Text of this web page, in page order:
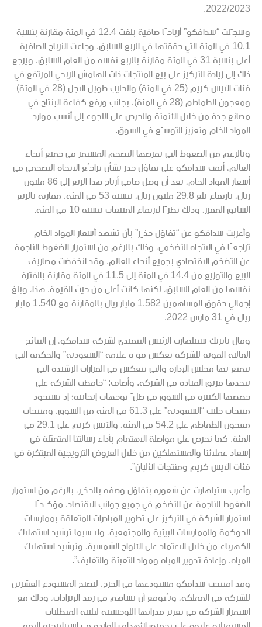
2022/2023.
وسجّلت “سدافكو” أرباحًا صافية بلغت 12.4 في المئة مقارنة بنسبة
10.1 في المئة التي حققتها في الربع السابق، وجاءت الأرباح الصافية
أعلى بنسبة 31 في المئة مقارنة بالربع نفسه من العام السابق، ويرجع
ذلك إلى زيادة التركيز على بيع المنتجات ذات الهامش الربحي المرتفع في
فئات الآيس كريم (25 في المئة) والحليب طويل الأجل (28 في المئة)
ومعجون الطماطم (28 في المئة)، بجانب ورفع كفاءة الإنتاج في
مصانع جدة من خلال الأتمتة والحرص على اللجوء إلى أنسب موارد
المواد الخام وتعزيز التوسّع في السوق.
وبالرغم من الضغوط التي يفرضها التضخم المستمر في جميع أنحاء
العالم، أبقت سدافكو على تفاؤل حذر بشأن تراجُع الاتجاه التضخمي في
أسعار المواد الخام، بعد أن وصل صافي أرباح هذا الربع إلى 86 مليون
ريال، بارتفاع بلغ 29.8 مليون ريال، بنسبة 53 في المئة، مقارنة بالربع
السابق المقرر، وذلك نظرًا لارتفاع المبيعات بنسبة 10 في المئة.
وأعربت سدافكو عن “تفاؤل حذِر” بأن تشهد أسعار المواد الخام
تراجعًا في الاتجاه التضخمي، وذلك بالرغم من استمرار الضغوط الناجمة
عن التضخم الاقتصادي بجميع أنحاء العالم. وقد انخفضت مصاريف
البيع والتوزيع من 14.4 في المئة إلى 11.5 في المئة مقارنة بالفترة
نفسها من العام السابق، لكنها كانت أعلى من حيث القيمة. هذا، وبلغ
إجمالي حقوق المساهمين 1.582 مليار ريال بالمقارنة مع 1.540 مليار
ريال في 31 مارس 2022.
وقال باتريك ستيلهارت الرئيس التنفيذي لشركة سدافكو، إن النتائج
المالية القوية للشركة تعكس قوّة علامة “السعودية” والحكمة التي
يتمتع بها مجلس الإدارة والتي تنعكس في القرارات الرشيدة التي
يتخذها فريق القيادة في الشركة. وأضاف: “حافظت الشركة على
حصصها الكبيرة في السوق في ظلّ توجهات إيجابية؛ إذ تستحوذ
منتجات حليب “السعودية” على 61.3 في المئة من السوق، ومنتجات
معجون الطماطم على 54.2 في المئة، والآيس كريم على 29.1 في
المئة. كما نحرص على مواصلة الاهتمام بأداء رسالتنا المتمثلة في
إسعاد عملائنا والمستهلكين من خلال العروض الترويجية المبتكرة في
فئات الآيس كريم ومنتجات الألبان”.
وأعرب ستيلهارت عن شعوره بتفاؤل وصفه بالحذِر، بالرغم من استمرار
الضغوط الناجمة عن التضخم في جميع جوانب الاقتصاد، مؤكّدًا
استمرار الشركة في التركيز على تطوير المبادرات المتعلقة بممارسات
الحوكمة والممارسات البيئية والمجتمعية، ولا سيما ترشيد استهلاك
الكهرباء من خلال الاعتماد على الألواح الشمسية، وترشيد استهلاك
المياه، وإعادة تدوير المياه ومواد التعبئة والتغليف”.
وقد افتتحت سدافكو مستودعها في الخرج، ليصبح المستودع العشرين
للشركة في المملكة، ويُتوقع أن يساهم في رفد الإيرادات، وذلك مع
استمرار الشركة في تعزيز قدراتها اللوجستية لتلبية المتطلبات